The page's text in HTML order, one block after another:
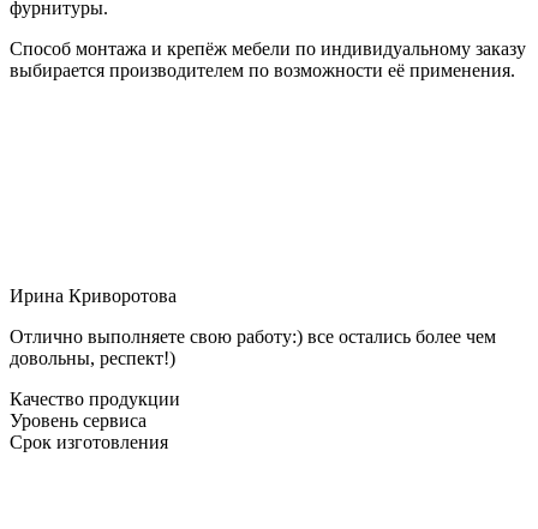
фурнитуры.
Способ монтажа и крепёж мебели по индивидуальному заказу
выбирается производителем по возможности её применения.
Ирина Криворотова
Отлично выполняете свою работу:) все остались более чем
довольны, респект!)
Качество продукции
Уровень сервиса
Срок изготовления